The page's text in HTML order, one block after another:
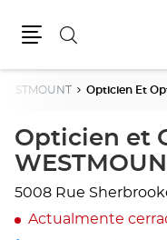
Buscar
Opticien Et
Opticien et
5008 Rue
Actualmente